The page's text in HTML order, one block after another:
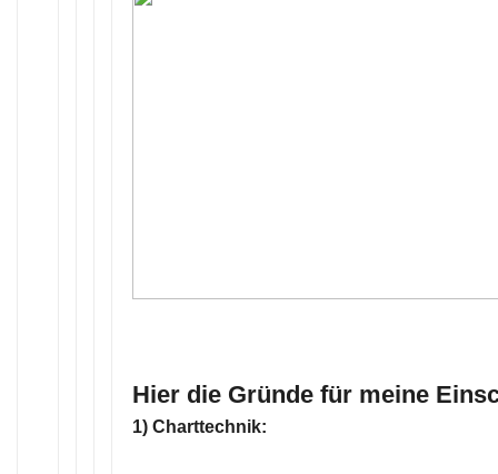
Hier die Gründe für meine
1) Charttechnik: